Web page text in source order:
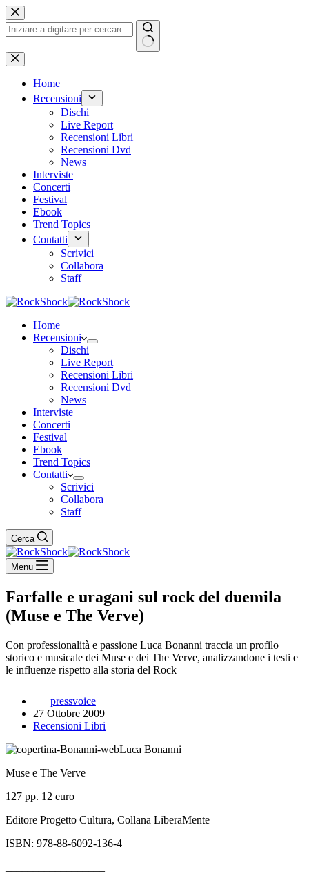
Salta
al
contenuto
Nessun
risultato
Home
Recensioni
Dischi
Live Report
Recensioni Libri
Recensioni Dvd
News
Interviste
Concerti
Festival
Ebook
Trend Topics
Contatti
Scrivici
Collabora
Staff
Home
Recensioni
Dischi
Live Report
Recensioni Libri
Recensioni Dvd
News
Interviste
Concerti
Festival
Ebook
Trend Topics
Contatti
Scrivici
Collabora
Staff
Cerca
Menu
Farfalle e uragani sul rock del duemila
(Muse e The Verve)
Con professionalità e passione Luca Bonanni traccia un profilo
storico e musicale dei Muse e dei The Verve, analizzandone i testi e
le influenze rispetto alla storia del Rock
pressvoice
27 Ottobre 2009
Recensioni Libri
Luca Bonanni
Muse e The Verve
127 pp. 12 euro
Editore Progetto Cultura, Collana LiberaMente
ISBN: 978-88-6092-136-4